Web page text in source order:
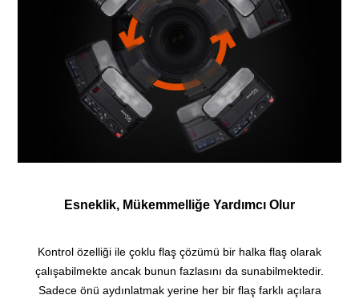
Esneklik, Mükemmelliğe Yardımcı Olur
Kontrol özelliği ile çoklu flaş çözümü bir halka flaş olarak
çalışabilmekte ancak bunun fazlasını da sunabilmektedir.
Sadece önü aydınlatmak yerine her bir flaş farklı açılara